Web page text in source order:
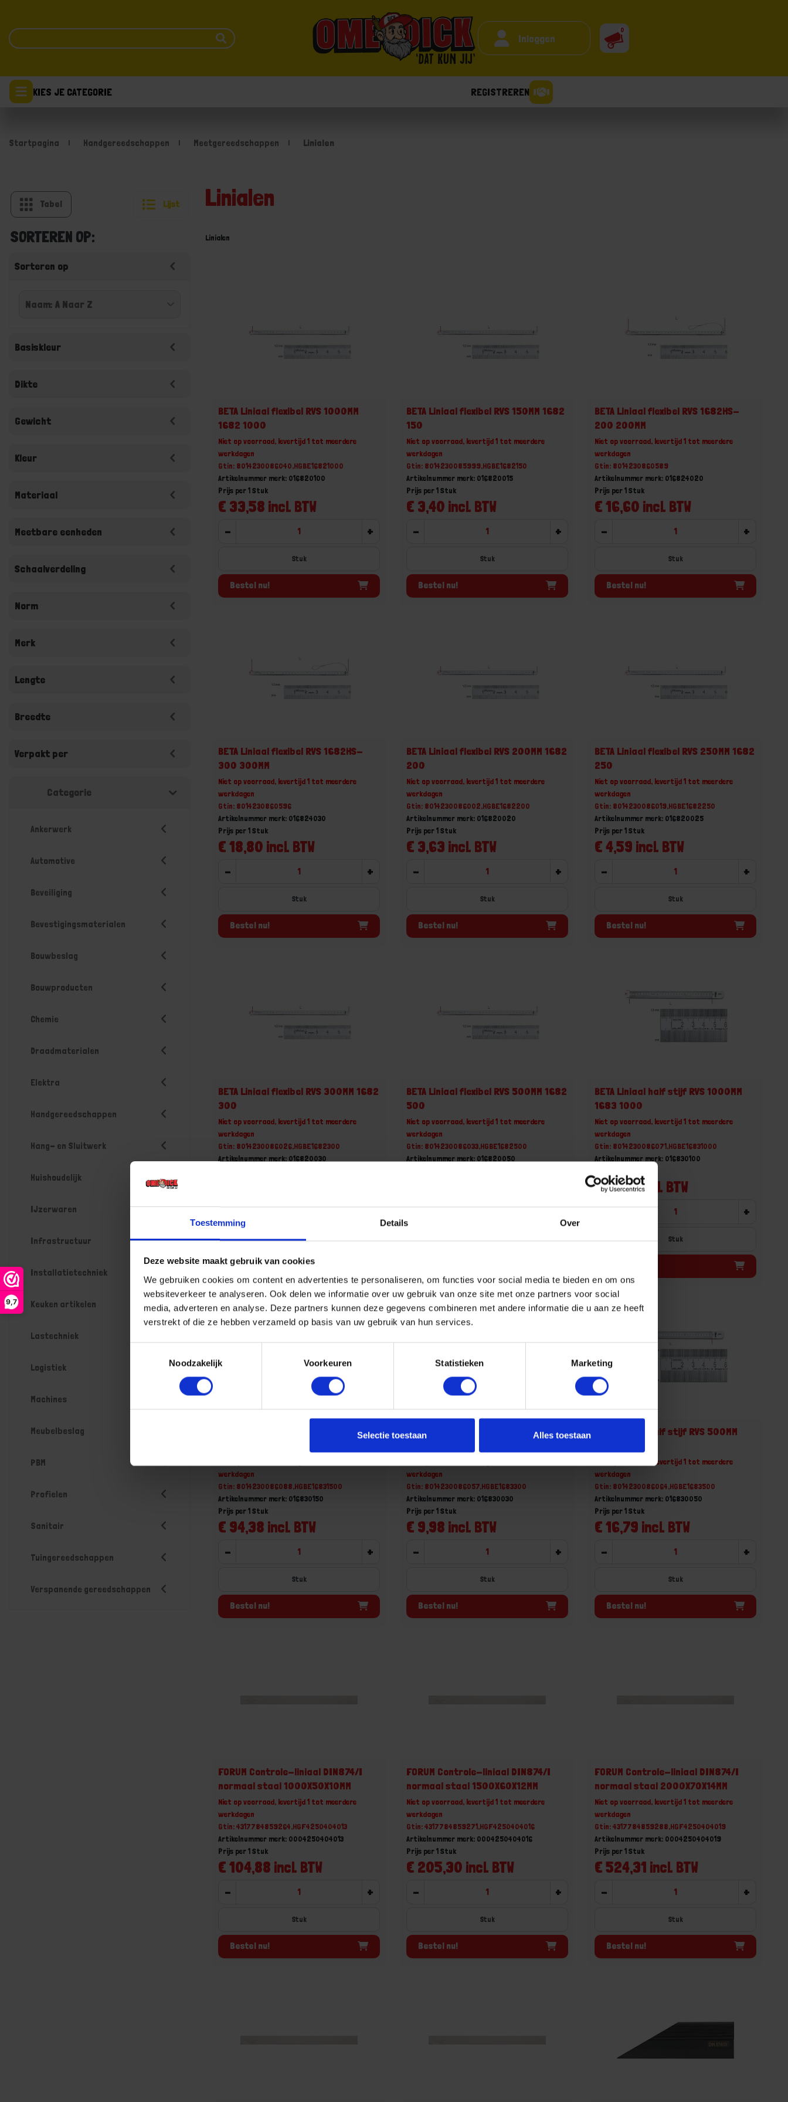
Toestemming Details Over
Deze website maakt gebruik van cookies
We gebruiken cookies om content en advertenties te personaliseren, om functies voor social media te bieden en om ons
websiteverkeer te analyseren. Ook delen we informatie over uw gebruik van onze site met onze partners voor social
media, adverteren en analyse. Deze partners kunnen deze gegevens combineren met andere informatie die u aan ze heeft
verstrekt of die ze hebben verzameld op basis van uw gebruik van hun services.
Noodzakelijk
Voorkeuren Statistieken Marketing
Selectie toestaan Alles toestaan
9,7
Inloggen
0
KIES JE CATEGORIE REGISTREREN
Startpagina Handgereedschappen Meetgereedschappen Linialen
Tabel Lijst
SORTEREN OP:
Sorteren op
Basiskleur
Dikte
Gewicht
Kleur
Materiaal
Meetbare eenheden
Schaalverdeling
Norm
Merk
Lengte
Breedte
Verpakt per
Categorie
Ankerwerk
Automotive
Beveiliging
Bevestigingsmaterialen
Bouwbeslag
Bouwproducten
Chemie
Draadmaterialen
Elektra
Handgereedschappen
Hang- en Sluitwerk
Huishoudelijk
IJzerwaren
Infrastructuur
Installatietechniek
Keuken artikelen
Lastechniek
Logistiek
Machines
Meubelbeslag
PBM
Profielen
Sanitair
Tuingereedschappen
Verspanende gereedschappen
Linialen
Linialen
BETA Liniaal flexibel RVS 1000MM
1682 1000
Niet op voorraad, levertijd 1 tot meerdere
werkdagen
Gtin: 8014230086040,HGBE16821000
Artikelnummer merk: 016820100
€ 33,58 incl. BTW
Prijs per 1 Stuk
- +
Stuk
Bestel nu!
BETA Liniaal flexibel RVS 150MM 1682
150
Niet op voorraad, levertijd 1 tot meerdere
werkdagen
Gtin: 8014230085999,HGBE1682150
Artikelnummer merk: 016820015
€ 3,40 incl. BTW
Prijs per 1 Stuk
- +
Stuk
Bestel nu!
BETA Liniaal flexibel RVS 1682HS-
200 200MM
Niet op voorraad, levertijd 1 tot meerdere
werkdagen
Gtin: 8014230860589
Artikelnummer merk: 016824020
€ 16,60 incl. BTW
Prijs per 1 Stuk
- +
Stuk
Bestel nu!
BETA Liniaal flexibel RVS 1682HS-
300 300MM
Niet op voorraad, levertijd 1 tot meerdere
werkdagen
Gtin: 8014230860596
Artikelnummer merk: 016824030
€ 18,80 incl. BTW
Prijs per 1 Stuk
- +
Stuk
Bestel nu!
BETA Liniaal flexibel RVS 200MM 1682
200
Niet op voorraad, levertijd 1 tot meerdere
werkdagen
Gtin: 8014230086002,HGBE1682200
Artikelnummer merk: 016820020
€ 3,63 incl. BTW
Prijs per 1 Stuk
- +
Stuk
Bestel nu!
BETA Liniaal flexibel RVS 250MM 1682
250
Niet op voorraad, levertijd 1 tot meerdere
werkdagen
Gtin: 8014230086019,HGBE1682250
Artikelnummer merk: 016820025
€ 4,59 incl. BTW
Prijs per 1 Stuk
- +
Stuk
Bestel nu!
BETA Liniaal flexibel RVS 300MM 1682
300
Niet op voorraad, levertijd 1 tot meerdere
werkdagen
Gtin: 8014230086026,HGBE1682300
Artikelnummer merk: 016820030
- +
Stuk
Bestel nu!
BETA Liniaal flexibel RVS 500MM 1682
500
Niet op voorraad, levertijd 1 tot meerdere
werkdagen
Gtin: 8014230086033,HGBE1682500
Artikelnummer merk: 016820050
- +
Stuk
BETA Liniaal half stijf RVS 1000MM
1683 1000
Niet op voorraad, levertijd 1 tot meerdere
werkdagen
Gtin: 8014230086071,HGBE16831000
Artikelnummer merk: 016830100
€ 41,74 incl. BTW
- +
Stuk
BETA Liniaal half stijf RVS 1500MM
werkdagen
Gtin: 8014230086088,HGBE16831500
Artikelnummer merk: 016830150
€ 94,38 incl. BTW
Prijs per 1 Stuk
- +
Stuk
Bestel nu!
BETA Liniaal half stijf RVS 300MM
werkdagen
Gtin: 8014230086057,HGBE1683300
Artikelnummer merk: 016830030
€ 9,98 incl. BTW
Prijs per 1 Stuk
- +
Stuk
Bestel nu!
BETA Liniaal half stijf RVS 500MM
Niet op voorraad, levertijd 1 tot meerdere
werkdagen
Gtin: 8014230086064,HGBE1683500
Artikelnummer merk: 016830050
€ 16,79 incl. BTW
Prijs per 1 Stuk
- +
Stuk
Bestel nu!
FORUM Controle-liniaal DIN874/I
normaal staal 1000X50X10MM
Niet op voorraad, levertijd 1 tot meerdere
werkdagen
Gtin: 4317784859264,HGF4250404013
Artikelnummer merk: 0004250404013
€ 104,88 incl. BTW
Prijs per 1 Stuk
- +
Stuk
Bestel nu!
FORUM Controle-liniaal DIN874/I
normaal staal 1500X60X12MM
Niet op voorraad, levertijd 1 tot meerdere
werkdagen
Gtin: 4317784859271,HGF4250404016
Artikelnummer merk: 0004250404016
€ 205,30 incl. BTW
Prijs per 1 Stuk
- +
Stuk
Bestel nu!
FORUM Controle-liniaal DIN874/I
normaal staal 2000X70X14MM
Niet op voorraad, levertijd 1 tot meerdere
werkdagen
Gtin: 4317784859288,HGF4250404019
Artikelnummer merk: 0004250404019
€ 524,31 incl. BTW
Prijs per 1 Stuk
- +
Stuk
Bestel nu!